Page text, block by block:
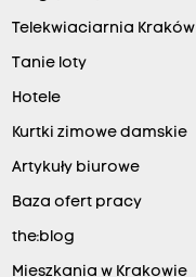
Telekwiaciarnia Kraków
Tanie loty
Hotele
Kurtki zimowe damskie
Artykuły biurowe
Baza ofert pracy
the:blog
Mieszkania w Krakowie